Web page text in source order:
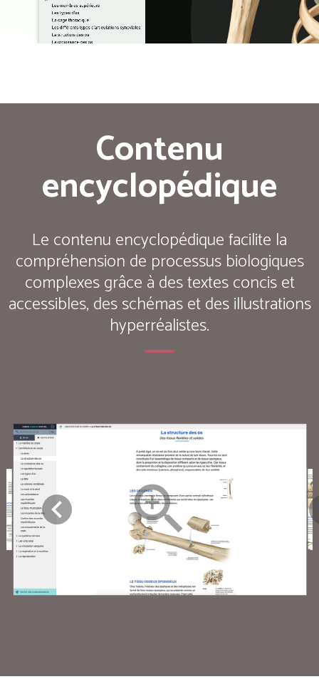
Contenu
encyclopédique
Le contenu encyclopédique facilite la
compréhension de processus biologiques
complexes grâce à des textes concis et
accessibles, des schémas et des illustrations
hyperréalistes.